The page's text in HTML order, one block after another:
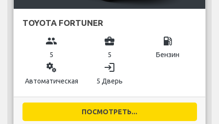
TOYOTA FORTUNER
group
5
business_center
5
local_gas_station
Бензин
miscellaneous_services
Автоматическая
login
5 Дверь
ПОСМОТРЕТЬ...